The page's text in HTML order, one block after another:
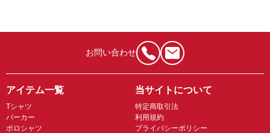
お問い合わせ
アイテム一覧
Tシャツ
パーカー
ポロシャツ
当サイトについて
特定商取引法
利用規約
プライバシーポリシー